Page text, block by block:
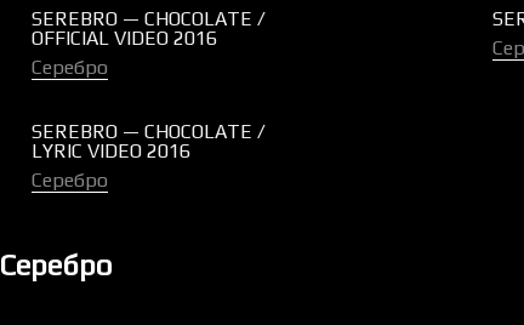
SEREBRO — CHOCOLATE /
OFFICIAL VIDEO 2016
Серебро
SEREBRO — CHOCOLATE /
LYRIC VIDEO 2016
Серебро
Серебро